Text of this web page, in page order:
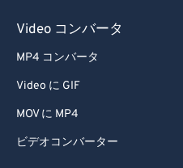
Video コンバータ
MP4 コンバータ
Video に GIF
MOV に MP4
ビデオコンバーター